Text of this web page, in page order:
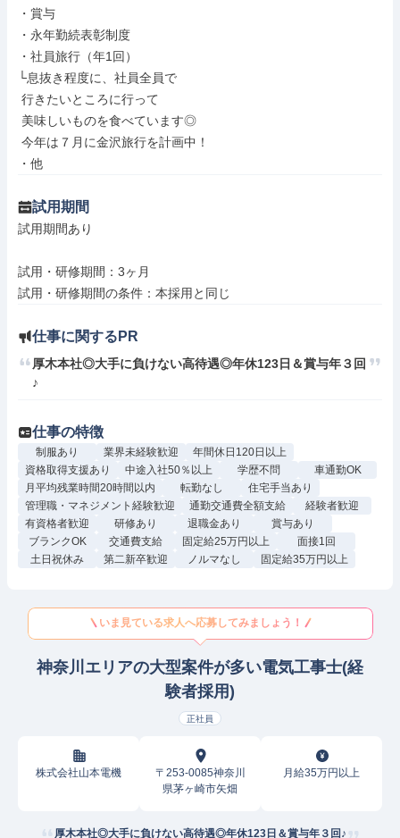
・賞与
・永年勤続表彰制度
・社員旅行（年1回）
└息抜き程度に、社員全員で
・他
試用期間
試用期間あり
試用・研修期間：3ヶ月
仕事に関するPR
厚木本社◎大手に負けない高待遇◎年休123日＆賞与年３回
♪
仕事の特徴
制服あり 業界未経験歓迎
年間休日120日以上
資格取得支援あり
中途入社50％以上 学歴不問
車通勤OK
月平均残業時間20時間以内
転勤なし
住宅手当あり
管理職・マネジメント経験歓迎
通勤交通費全額支給
経験者歓迎
有資格者歓迎
研修あり 退職金あり
賞与あり
ブランクOK
交通費支給 固定給25万円以上
面接1回
土日祝休み
第二新卒歓迎 ノルマなし 固定給35万円以上
いま見ている求人へ応募してみましょう！
神奈川エリアの大型案件が多い電気工事士(経
験者採用)
正社員
株式会社山本電機
〒253-0085神奈川
県茅ヶ崎市矢畑
月給35万円以上
厚木本社◎大手に負けない高待遇◎年休123日＆賞与年３回♪